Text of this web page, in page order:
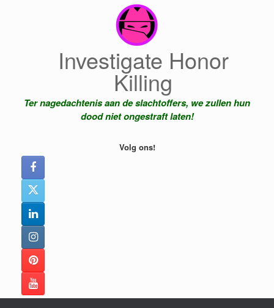
Investigate Honor
Killing
Ter nagedachtenis aan de slachtoffers, we zullen hun
dood niet ongestraft laten!
Volg ons!